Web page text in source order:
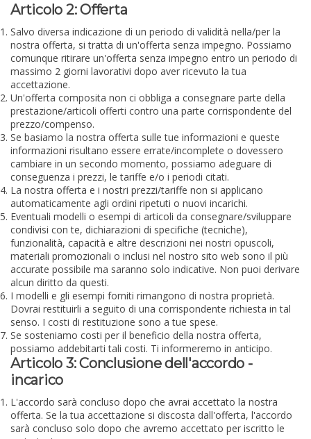
Articolo 2: Offerta
Salvo diversa indicazione di un periodo di validità nella/per la
nostra offerta, si tratta di un'offerta senza impegno. Possiamo
comunque ritirare un'offerta senza impegno entro un periodo di
massimo 2 giorni lavorativi dopo aver ricevuto la tua
accettazione.
Un'offerta composita non ci obbliga a consegnare parte della
prestazione/articoli offerti contro una parte corrispondente del
prezzo/compenso.
Se basiamo la nostra offerta sulle tue informazioni e queste
informazioni risultano essere errate/incomplete o dovessero
cambiare in un secondo momento, possiamo adeguare di
conseguenza i prezzi, le tariffe e/o i periodi citati.
La nostra offerta e i nostri prezzi/tariffe non si applicano
automaticamente agli ordini ripetuti o nuovi incarichi.
Eventuali modelli o esempi di articoli da consegnare/sviluppare
condivisi con te, dichiarazioni di specifiche (tecniche),
funzionalità, capacità e altre descrizioni nei nostri opuscoli,
materiali promozionali o inclusi nel nostro sito web sono il più
accurate possibile ma saranno solo indicative. Non puoi derivare
alcun diritto da questi.
I modelli e gli esempi forniti rimangono di nostra proprietà.
Dovrai restituirli a seguito di una corrispondente richiesta in tal
senso. I costi di restituzione sono a tue spese.
Se sosteniamo costi per il beneficio della nostra offerta,
possiamo addebitarti tali costi. Ti informeremo in anticipo.
Articolo 3: Conclusione dell'accordo -
incarico
L'accordo sarà concluso dopo che avrai accettato la nostra
offerta. Se la tua accettazione si discosta dall'offerta, l'accordo
sarà concluso solo dopo che avremo accettato per iscritto le